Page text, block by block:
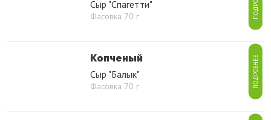
Сыр "Спагетти"
Фасовка 70 г
Копченый
Сыр "Балык"
Фасовка 70 г ПОДРОБНЕЕ